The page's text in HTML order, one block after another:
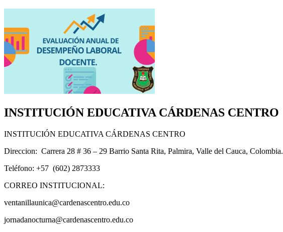
INSTITUCIÓN EDUCATIVA CÁRDENAS CENTRO
INSTITUCIÓN EDUCATIVA CÁRDENAS CENTRO
Direccion: Carrera 28 # 36 – 29 Barrio Santa Rita, Palmira, Valle del Cauca, Colombia.
Teléfono: +57 (602) 2873333
CORREO INSTITUCIONAL:
ventanillaunica@cardenascentro.edu.co
jornadanocturna@cardenascentro.edu.co